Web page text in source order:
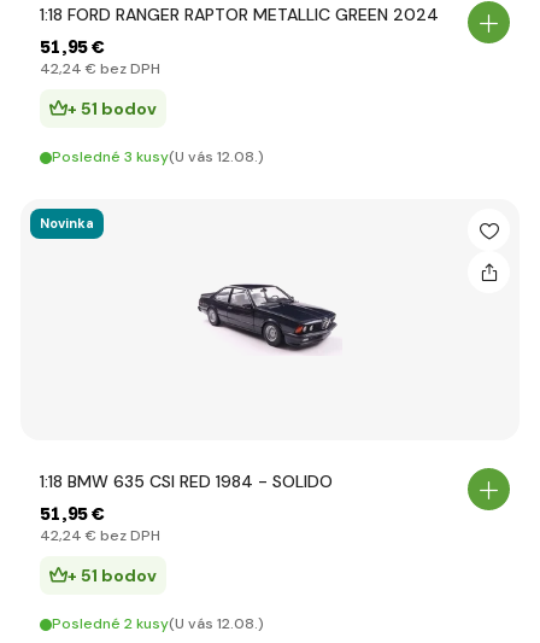
1:18 FORD RANGER RAPTOR METALLIC GREEN 2024
51,95 €
42,24 € bez DPH
+ 51 bodov
Posledné 3 kusy(U vás 12.08.)
Novinka
1:18 BMW 635 CSI RED 1984 - SOLIDO
51,95 €
42,24 € bez DPH
+ 51 bodov
Posledné 2 kusy(U vás 12.08.)